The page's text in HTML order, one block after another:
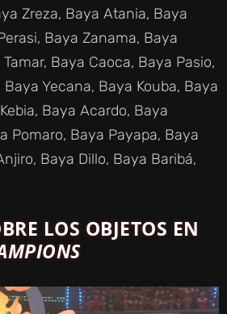
Zreza, Baya Atania, Baya
Baya Zanama, Baya
Baya Caoca, Baya Pasio,
Yecana, Baya Kouba, Baya
Baya Acardo, Baya
Pomaro, Baya Payapa, Baya
Baya Dillo, Baya Baribá,
LOS OBJETOS EN